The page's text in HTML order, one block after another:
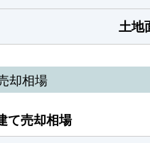
土地
却相場
て売却相場